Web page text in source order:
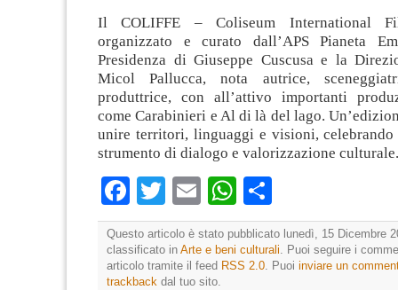
Il COLIFFE – Coliseum International
organizzato e curato dall’APS Pianeta
Presidenza di Giuseppe Cuscusa e la
Micol Pallucca, nota autrice,
produttrice, con all’attivo importanti
come Carabinieri e Al di là del lago.
unire territori, linguaggi e visioni, celebrando
strumento di dialogo e valorizzazione culturale.
Facebook
TwitterEmailWhatsApp
Questo articolo è stato pubblicato lunedì, 15 Dicembre
classificato in Arte e beni culturali. Puoi seguire i
articolo tramite il feed RSS 2.0. Puoi inviare un
trackback dal tuo sito.